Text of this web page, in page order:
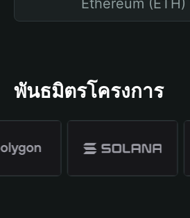
Ethereum (ETH)
พันธมิตรโครงการ